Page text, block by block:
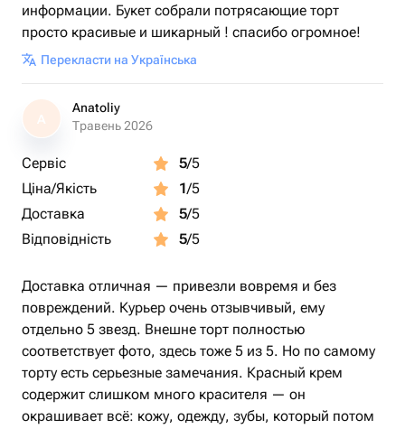
информации. Букет собрали потрясающие торт
просто красивые и шикарный ! спасибо огромное!
Перекласти на Українська
A
Anatoliy
Травень 2026
Сервіс 5/5
Ціна/Якість
1/5
Доставка
5/5
Відповідність
5/5
Доставка отличная — привезли вовремя и без
повреждений. Курьер очень отзывчивый, ему
отдельно 5 звезд. Внешне торт полностью
соответствует фото, здесь тоже 5 из 5. Но по самому
торту есть серьезные замечания. Красный крем
содержит слишком много красителя — он
окрашивает всё: кожу, одежду, зубы, который потом